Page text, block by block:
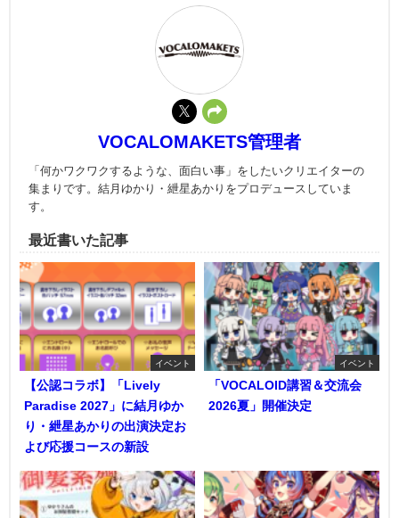
VOCALOMAKETS管理者
「何かワクワクするような、面白い事」をしたいクリエイターの
集まりです。結月ゆかり・紲星あかりをプロデュースしていま
す。
最近書いた記事
イベント
【公認コラボ】「Lively
Paradise 2027」に結月ゆか
り・紲星あかりの出演決定お
よび応援コースの新設
イベント
「VOCALOID講習＆交流会
2026夏」開催決定